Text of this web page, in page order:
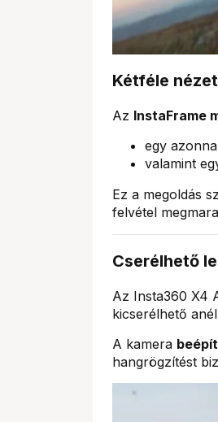
Kétféle
Az InstaFrame
egy
valamint
Ez a megoldás
felvétel
Cserélhető
Az Insta360 X4
kicserélhető
A kamera
hangrögzítést